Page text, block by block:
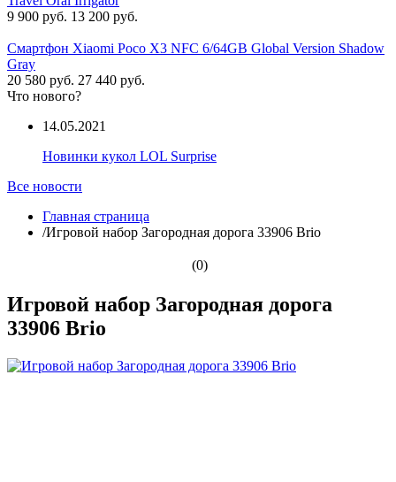
9 900 руб. 13 200 руб.
Смартфон Xiaomi Poco X3 NFC 6/64GB Global Version Shadow
Gray
20 580 руб. 27 440 руб.
Что нового?
14.05.2021
Новинки кукол LOL Surprise
Все новости
Главная страница
/Игровой набор Загородная дорога 33906 Brio
(0)
Игровой набор Загородная дорога
33906 Brio